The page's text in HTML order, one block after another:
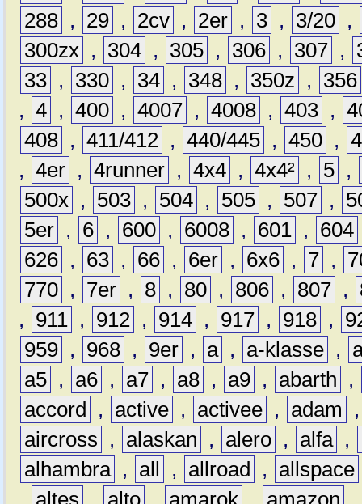
288 , 29 , 2cv , 2er , 3 , 3/20 ,
300zx , 304 , 305 , 306 , 307 ,
33 , 330 , 34 , 348 , 350z ,
356
, 4 , 400 , 4007 , 4008 , 403 ,
408 , 411/412 , 440/445 , 450 ,
, 4er , 4runner , 4x4 , 4x4² , 5 ,
500x , 503 , 504 , 505 , 507 ,
5er , 6 , 600 , 6008 , 601 , 604
626 , 63 , 66 , 6er , 6x6 , 7 ,
770 , 7er , 8 , 80 , 806 , 807 ,
,
911 , 912 , 914 , 917 , 918 ,
959 , 968 , 9er , a , a-klasse ,
a5 , a6 , a7 , a8 , a9 , abarth
,
accord
, active , activee , adam
aircross
, alaskan , alero , alfa ,
alhambra , all , allroad , allspace
,
altes , alto , amarok , amazon